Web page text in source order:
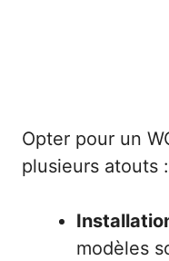
Opter pour un
plusieurs atouts :
modèles